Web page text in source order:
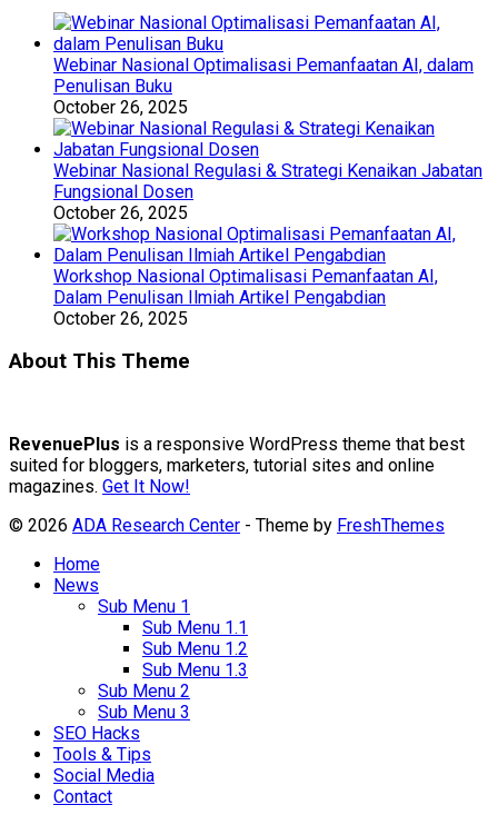
Webinar Nasional Optimalisasi Pemanfaatan AI, dalam
Penulisan Buku
October 26, 2025
Webinar Nasional Regulasi & Strategi Kenaikan Jabatan
Fungsional Dosen
October 26, 2025
Workshop Nasional Optimalisasi Pemanfaatan AI,
Dalam Penulisan Ilmiah Artikel Pengabdian
October 26, 2025
About This Theme
RevenuePlus is a responsive WordPress theme that best
suited for bloggers, marketers, tutorial sites and online
magazines. Get It Now!
© 2026 ADA Research Center - Theme by FreshThemes
Home
News
Sub Menu 1
Sub Menu 1.1
Sub Menu 1.2
Sub Menu 1.3
Sub Menu 2
Sub Menu 3
SEO Hacks
Tools & Tips
Social Media
Contact